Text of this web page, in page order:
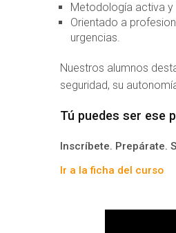
Metodología activa y
Orientado a
urgencias.
Nuestros alumnos
seguridad, su
Tú puedes ser ese
Inscríbete. Prepárate.
Ir a la ficha del curso